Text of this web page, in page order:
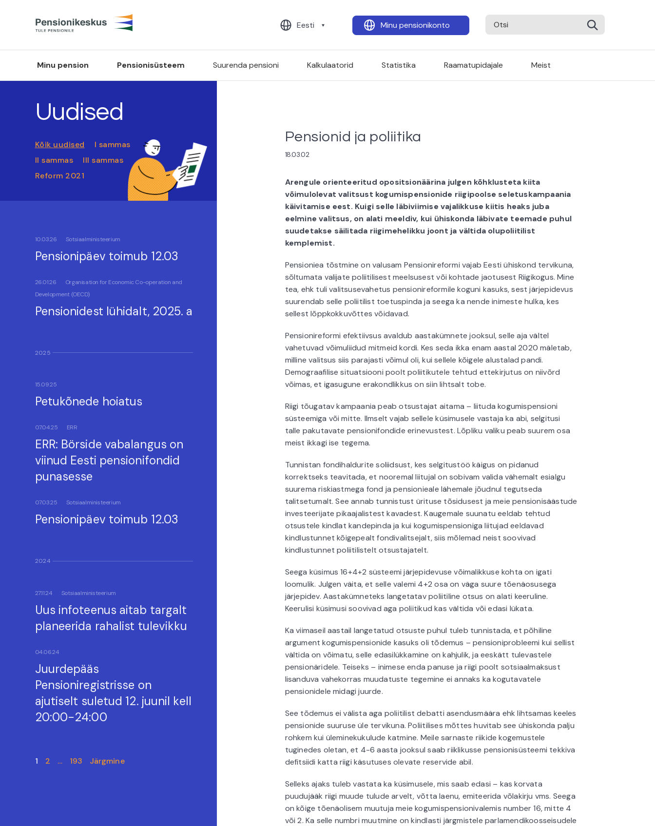
Eesti Minu pensionikonto
Minu pension Pensionisüsteem Suurenda pensioni Kalkulaatorid Statistika Raamatupidajale Meist
Uudised
Kõik uudised
I sammas
II sammas
III sammas
Reform 2021
10.03.26 Sotsiaalministeerium
Pensionipäev toimub 12.03
26.01.26
Organisation for Economic Co-operation and
Development (OECD)
Pensionidest lühidalt, 2025. a
2025
15.09.25
Petukõnede hoiatus
07.04.25 ERR
ERR: Börside vabalangus on
viinud Eesti pensionifondid
punasesse
07.03.25 Sotsiaalministeerium
Pensionipäev toimub 12.03
2024
27.11.24 Sotsiaalministeerium
Uus infoteenus aitab targalt
planeerida rahalist tulevikku
04.06.24
Juurdepääs
Pensioniregistrisse on
ajutiselt suletud 12. juunil kell
20:00-24:00
1 2 … 193 Järgmine
Pensionid ja poliitika
18.03.02
Arengule orienteeritud opositsionäärina julgen kõhklusteta kiita
võimulolevat valitsust kogumispensionide riigipoolse seletuskampaania
käivitamise eest. Kuigi selle läbiviimise vajalikkuse kiitis heaks juba
eelmine valitsus, on alati meeldiv, kui ühiskonda läbivate teemade puhul
suudetakse säilitada riigimehelikku joont ja vältida olupoliitilist
kemplemist.
Pensioniea tõstmine on valusam Pensionireformi vajab Eesti ühiskond tervikuna,
sõltumata valijate poliitilisest meelsusest või kohtade jaotusest Riigikogus. Mine
tea, ehk tuli valitsusevahetus pensionireformile koguni kasuks, sest järjepidevus
suurendab selle poliitilist toetuspinda ja seega ka nende inimeste hulka, kes
sellest lõppkokkuvõttes võidavad.
Pensionireformi efektiivsus avaldub aastakümnete jooksul, selle aja vältel
vahetuvad võimuliidud mitmeid kordi. Kes seda ikka enam aastal 2020 mäletab,
milline valitsus siis parajasti võimul oli, kui sellele kõigele alustalad pandi.
Demograafilise situatsiooni poolt poliitikutele tehtud ettekirjutus on niivõrd
võimas, et igasugune erakondlikkus on siin lihtsalt tobe.
Riigi tõugatav kampaania peab otsustajat aitama – liituda kogumispensioni
süsteemiga või mitte. Ilmselt vajab sellele küsimusele vastaja ka abi, selgitusi
talle pakutavate pensionifondide erinevustest. Lõpliku valiku peab suurem osa
meist ikkagi ise tegema.
Tunnistan fondihaldurite soliidsust, kes selgitustöö käigus on pidanud
korrektseks teavitada, et nooremal liitujal on sobivam valida vähemalt esialgu
suurema riskiastmega fond ja pensionieale lähemale jõudnul tegutseda
talitsetumalt. See annab tunnistust ürituse tõsidusest ja meie pensionisäästude
investeerijate pikaajalistest kavadest. Kaugemale suunatu eeldab tehtud
otsustele kindlat kandepinda ja kui kogumispensioniga liitujad eeldavad
kindlustunnet kõigepealt fondivalitsejalt, siis mõlemad neist soovivad
kindlustunnet poliitilistelt otsustajatelt.
Seega küsimus 16+4+2 süsteemi järjepidevuse võimalikkuse kohta on igati
loomulik. Julgen väita, et selle valemi 4+2 osa on väga suure tõenäosusega
järjepidev. Aastakümneteks langetatav poliitiline otsus on alati keeruline.
Keerulisi küsimusi soovivad aga poliitikud kas vältida või edasi lükata.
Ka viimaseil aastail langetatud otsuste puhul tuleb tunnistada, et põhiline
argument kogumispensionide kasuks oli tõdemus – pensioniprobleemi kui sellist
vältida on võimatu, selle edasilükkamine on kahjulik, ja eeskätt tulevastele
pensionäridele. Teiseks – inimese enda panuse ja riigi poolt sotsiaalmaksust
lisanduva vahekorras muudatuste tegemine ei annaks ka kogutavatele
pensionidele midagi juurde.
See tõdemus ei välista aga poliitilist debatti asendusmäära ehk lihtsamas keeles
pensionide suuruse üle tervikuna. Poliitilises mõttes huvitab see ühiskonda palju
rohkem kui üleminekukulude katmine. Meile sarnaste riikide kogemustele
tuginedes oletan, et 4-6 aasta jooksul saab riiklikusse pensionisüsteemi tekkiva
defitsiidi katta riigi käsutuses olevate reservide abil.
Selleks ajaks tuleb vastata ka küsimusele, mis saab edasi – kas korvata
puudujääk riigi muude tulude arvelt, võtta laenu, emiteerida võlakirju vms. Seega
on kõige tõenäolisem muutuja meie kogumispensionivalemis number 16, mitte 4
või 2. Ka selle numbri muutmine on kindlasti järgmistele parlamendikoosseisudele